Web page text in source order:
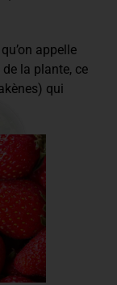
appelle
la plante, ce
qui